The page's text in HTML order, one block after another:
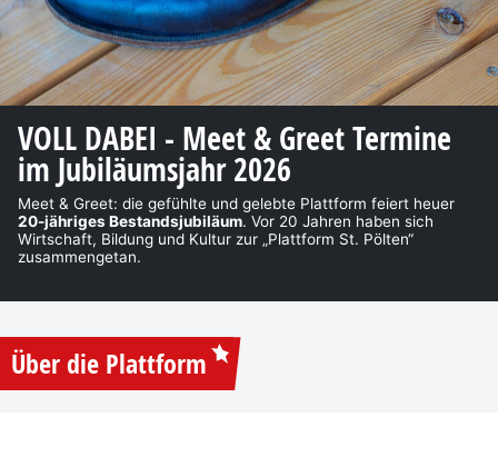
VOLL DABEI - Meet & Greet Termine
im Jubiläumsjahr 2026
Meet & Greet: die gefühlte und gelebte Plattform feiert heuer
20-jähriges Bestandsjubiläum. Vor 20 Jahren haben sich
Wirtschaft, Bildung und Kultur zur „Plattform St. Pölten“
zusammengetan.
Über die Plattform